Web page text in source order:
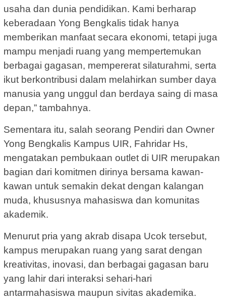
usaha dan dunia pendidikan. Kami berharap
keberadaan Yong Bengkalis tidak hanya
memberikan manfaat secara ekonomi, tetapi juga
mampu menjadi ruang yang mempertemukan
berbagai gagasan, mempererat silaturahmi, serta
ikut berkontribusi dalam melahirkan sumber daya
manusia yang unggul dan berdaya saing di masa
depan,” tambahnya.
Sementara itu, salah seorang Pendiri dan Owner
Yong Bengkalis Kampus UIR, Fahridar Hs,
mengatakan pembukaan outlet di UIR merupakan
bagian dari komitmen dirinya bersama kawan-
kawan untuk semakin dekat dengan kalangan
muda, khususnya mahasiswa dan komunitas
akademik.
Menurut pria yang akrab disapa Ucok tersebut,
kampus merupakan ruang yang sarat dengan
kreativitas, inovasi, dan berbagai gagasan baru
yang lahir dari interaksi sehari-hari
antarmahasiswa maupun sivitas akademika.